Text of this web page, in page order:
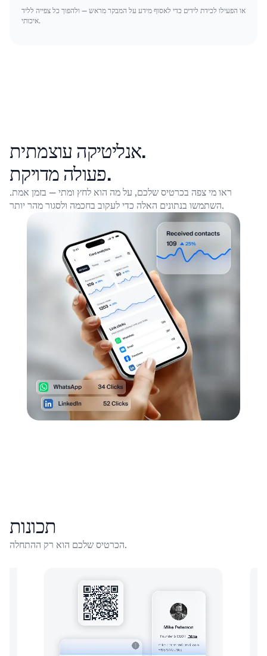
או הפעילו לכידת לידים כדי לאסוף מידע על המבקר מראש — ולהפוך כל צפייה לליד
איכותי.
אנליטיקה עוצמתית.
פעולה מדויקת.
ראו מי צפה בכרטיס שלכם, על מה הוא לחץ ומתי — בזמן אמת.
השתמשו בנתונים האלה כדי לעקוב בחכמה ולסגור מהר יותר.
תכונות
הכרטיס שלכם הוא רק ההתחלה.